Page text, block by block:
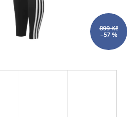
899 Kč
–57 %